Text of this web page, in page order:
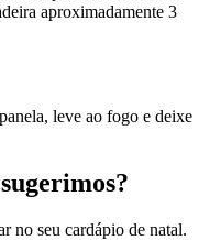
aproximadamente 3
leve ao fogo e deixe
no seu cardápio de natal.